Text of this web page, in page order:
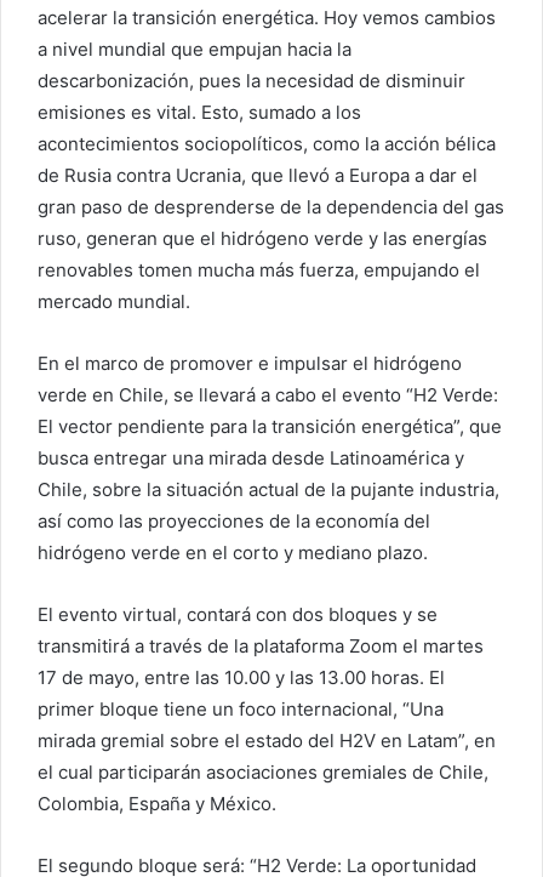
acelerar la transición energética. Hoy vemos cambios
a nivel mundial que empujan hacia la
descarbonización, pues la necesidad de disminuir
emisiones es vital. Esto, sumado a los
acontecimientos sociopolíticos, como la acción bélica
de Rusia contra Ucrania, que llevó a Europa a dar el
gran paso de desprenderse de la dependencia del gas
ruso, generan que el hidrógeno verde y las energías
renovables tomen mucha más fuerza, empujando el
mercado mundial.
En el marco de promover e impulsar el hidrógeno
verde en Chile, se llevará a cabo el evento “H2 Verde:
El vector pendiente para la transición energética”, que
busca entregar una mirada desde Latinoamérica y
Chile, sobre la situación actual de la pujante industria,
así como las proyecciones de la economía del
hidrógeno verde en el corto y mediano plazo.
El evento virtual, contará con dos bloques y se
transmitirá a través de la plataforma Zoom el martes
17 de mayo, entre las 10.00 y las 13.00 horas. El
primer bloque tiene un foco internacional, “Una
mirada gremial sobre el estado del H2V en Latam”, en
el cual participarán asociaciones gremiales de Chile,
Colombia, España y México.
El segundo bloque será: “H2 Verde: La oportunidad